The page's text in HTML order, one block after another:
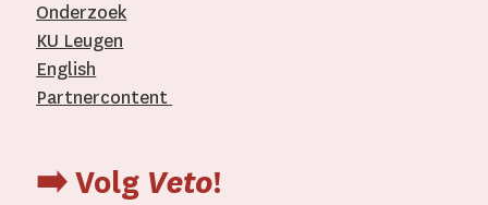
Onderzoek
KU Leugen
English
Partnercontent
➡️ Volg Veto!